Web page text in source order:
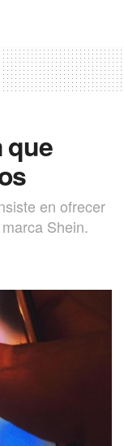
que
en ofrecer
Shein.